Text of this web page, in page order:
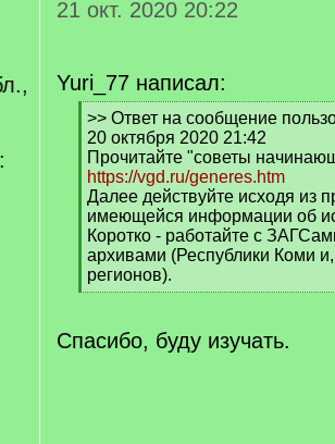
21 окт. 2020 20:22
Yuri_77 написал:
[
q
]
>> Ответ на сообщение
20 октября 2020 21:42
Прочитайте "советы
https://vgd.ru/generes.htm
Далее действуйте исходя из
имеющейся информации об
Коротко - работайте с
архивами (Республики Коми
регионов).
[
q
]
Спасибо, буду изучать.